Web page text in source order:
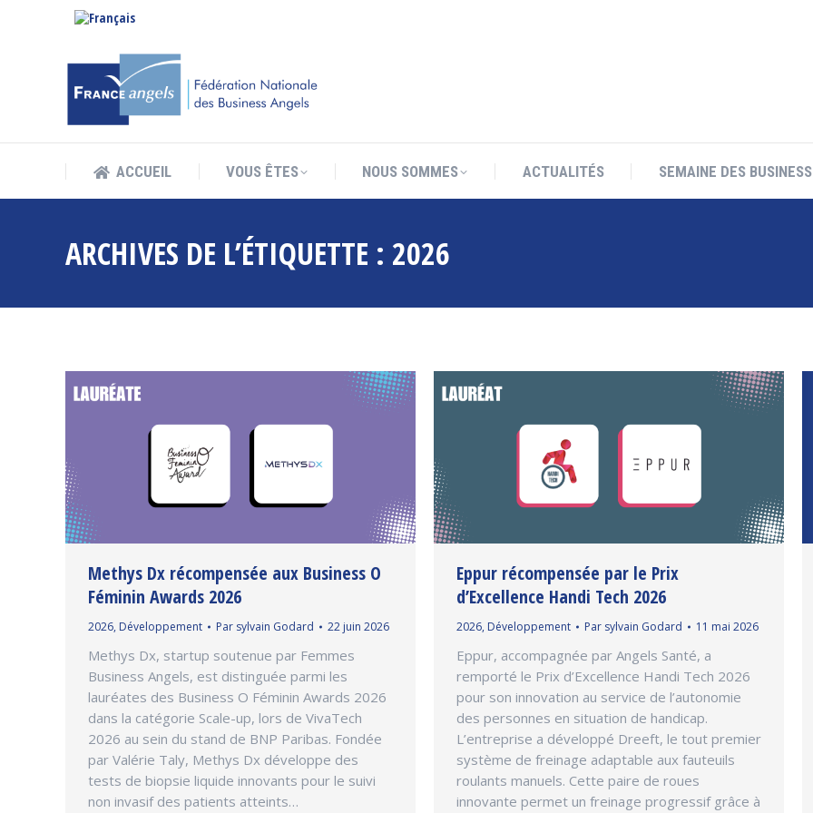
ACCUEIL VOUS ÊTES NOUS SOMMES ACTUALITÉS SEMAINE DES
ARCHIVES DE L’ÉTIQUETTE : 2026
Methys Dx récompensée aux Business O
Féminin Awards 2026
2026, Développement Par sylvain Godard 22 juin 2026
Methys Dx, startup soutenue par Femmes
Business Angels, est distinguée parmi les
lauréates des Business O Féminin Awards 2026
dans la catégorie Scale-up, lors de VivaTech
2026 au sein du stand de BNP Paribas. Fondée
par Valérie Taly, Methys Dx développe des
tests de biopsie liquide innovants pour le suivi
non invasif des patients atteints…
Eppur récompensée par le Prix
d’Excellence Handi Tech 2026
2026, Développement Par sylvain Godard 11 mai 2026
Eppur, accompagnée par Angels Santé, a
remporté le Prix d’Excellence Handi Tech 2026
pour son innovation au service de l’autonomie
des personnes en situation de handicap.
L’entreprise a développé Dreeft, le tout premier
système de freinage adaptable aux fauteuils
roulants manuels. Cette paire de roues
innovante permet un freinage progressif grâce à
ACCUEIL